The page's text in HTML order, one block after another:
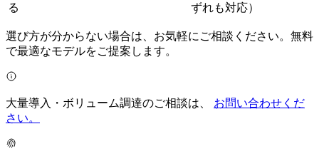
る
ずれも対応）
選び方が分からない場合は、お気軽にご相談ください。無料
で最適なモデルをご提案します。
大量導入・ボリューム調達のご相談は、 お問い合わせくだ
さい。